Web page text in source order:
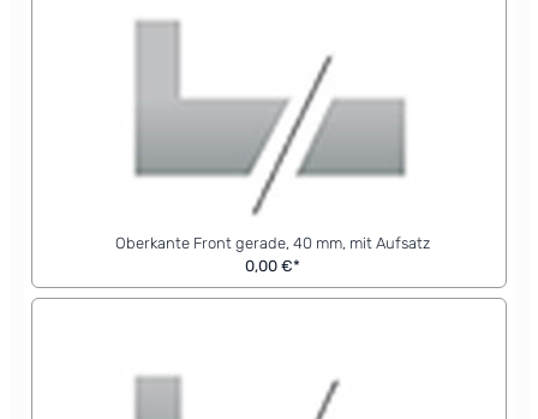
Oberkante Front gerade, 40 mm, mit Aufsatz
0,00 €*